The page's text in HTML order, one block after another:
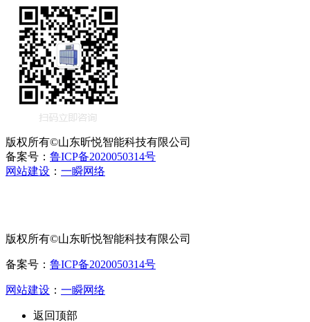
版权所有©山东昕悦智能科技有限公司
备案号： 鲁ICP备2020050314号
网站建设 ： 一瞬网络
版权所有©山东昕悦智能科技有限公司
备案号： 鲁ICP备2020050314号
网站建设 ： 一瞬网络
返回顶部